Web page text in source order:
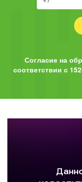
Согласие на
соответствии с